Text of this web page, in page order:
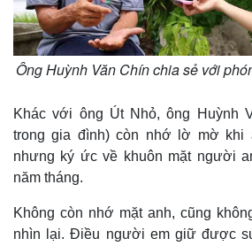
Ông Huỳnh Văn Chín chia sẻ với
Khác với ông Út Nhỏ, ông Huỳnh
trong gia đình) còn nhớ lờ mờ khi
nhưng ký ức về khuôn mặt người
năm tháng.
Không còn nhớ mặt anh, cũng
nhìn lại. Điều người em giữ được